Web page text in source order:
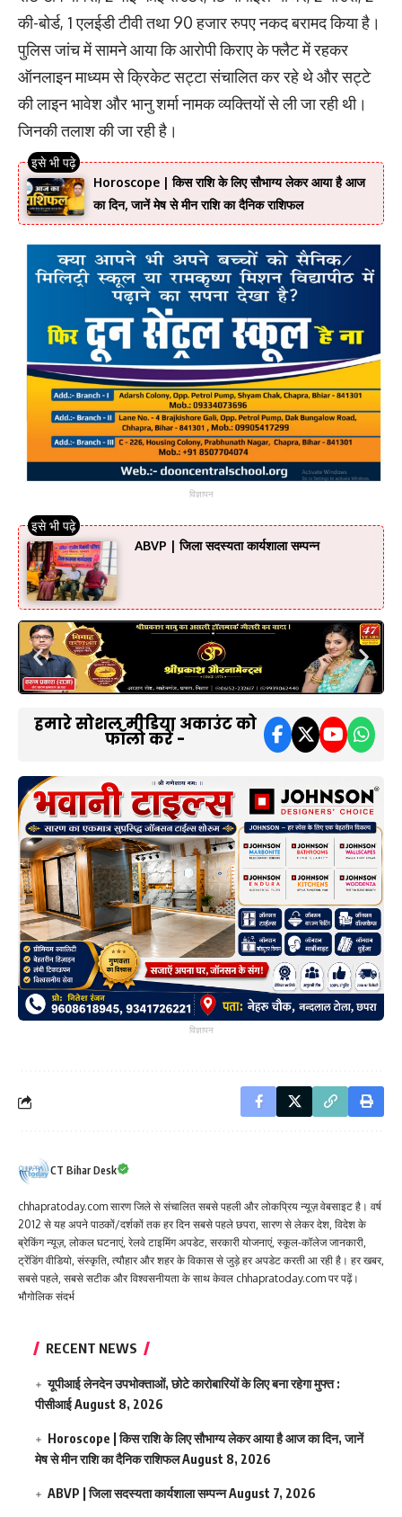
की-बोर्ड, 1 एलईडी टीवी तथा 90 हजार रुपए नकद बरामद किया है।
पुलिस जांच में सामने आया कि आरोपी किराए के फ्लैट में रहकर
ऑनलाइन माध्यम से क्रिकेट सट्टा संचालित कर रहे थे और सट्टे
की लाइन भावेश और भानु शर्मा नामक व्यक्तियों से ली जा रही थी।
जिनकी तलाश की जा रही है।
Horoscope | किस राशि के लिए सौभाग्य लेकर आया है आज
का दिन, जानें मेष से मीन राशि का दैनिक राशिफल
विज्ञापन
ABVP | जिला सदस्यता कार्यशाला सम्पन्न
हमारे सोशल मीडिया अकाउंट को
फॉलो करें -
विज्ञापन
CT Bihar Desk
chhapratoday.com सारण जिले से संचालित सबसे पहली और लोकप्रिय न्यूज़ वेबसाइट है। वर्ष
2012 से यह अपने पाठकों/दर्शकों तक हर दिन सबसे पहले छपरा, सारण से लेकर देश, विदेश के
ब्रेकिंग न्यूज़, लोकल घटनाएं, रेलवे टाइमिंग अपडेट, सरकारी योजनाएं, स्कूल-कॉलेज जानकारी,
ट्रेंडिंग वीडियो, संस्कृति, त्यौहार और शहर के विकास से जुड़े हर अपडेट करती आ रही है। हर खबर,
सबसे पहले, सबसे सटीक और विश्वसनीयता के साथ केवल chhapratoday.com पर पढ़ें।
भौगोलिक संदर्भ
RECENT NEWS
यूपीआई लेनदेन उपभोक्ताओं, छोटे कारोबारियों के लिए बना रहेगा मुफ्त :
पीसीआईAugust 8, 2026
Horoscope | किस राशि के लिए सौभाग्य लेकर आया है आज का दिन, जानें
मेष से मीन राशि का दैनिक राशिफलAugust 8, 2026
ABVP | जिला सदस्यता कार्यशाला सम्पन्नAugust 7, 2026